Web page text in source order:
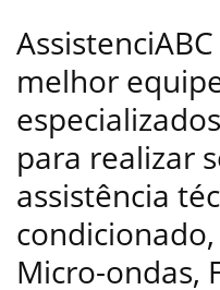
melhor
para realizar
assistência
Micro-ondas,